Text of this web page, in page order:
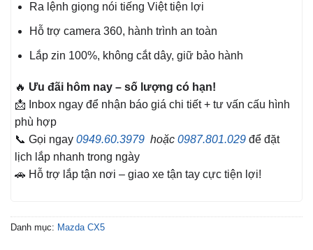
Ra lệnh giọng nói tiếng Việt tiện lợi
Hỗ trợ camera 360, hành trình an toàn
Lắp zin 100%, không cắt dây, giữ bảo hành
🔥 Ưu đãi hôm nay – số lượng có hạn!
📩 Inbox ngay để nhận báo giá chi tiết + tư vấn cấu hình
phù hợp
📞 Gọi ngay 0949.60.3979 hoặc 0987.801.029 để đặt
lịch lắp nhanh trong ngày
🚗 Hỗ trợ lắp tận nơi – giao xe tận tay cực tiện lợi!
Danh mục: Mazda CX5